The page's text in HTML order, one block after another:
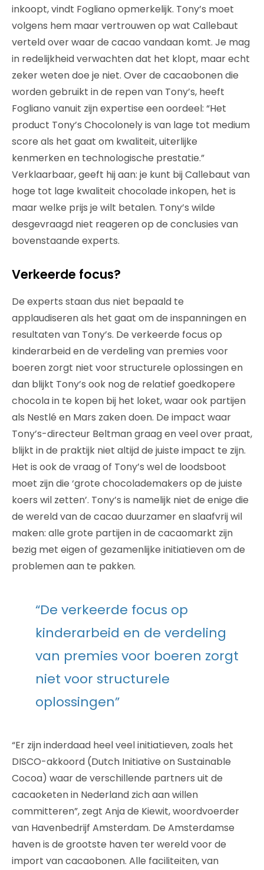
inkoopt, vindt Fogliano opmerkelijk. Tony’s moet
volgens hem maar vertrouwen op wat Callebaut
verteld over waar de cacao vandaan komt. Je mag
in redelijkheid verwachten dat het klopt, maar echt
zeker weten doe je niet. Over de cacaobonen die
worden gebruikt in de repen van Tony’s, heeft
Fogliano vanuit zijn expertise een oordeel: “Het
product Tony’s Chocolonely is van lage tot medium
score als het gaat om kwaliteit, uiterlijke
kenmerken en technologische prestatie.”
Verklaarbaar, geeft hij aan: je kunt bij Callebaut van
hoge tot lage kwaliteit chocolade inkopen, het is
maar welke prijs je wilt betalen. Tony’s wilde
desgevraagd niet reageren op de conclusies van
bovenstaande experts.
Verkeerde focus?
De experts staan dus niet bepaald te
applaudiseren als het gaat om de inspanningen en
resultaten van Tony’s. De verkeerde focus op
kinderarbeid en de verdeling van premies voor
boeren zorgt niet voor structurele oplossingen en
dan blijkt Tony’s ook nog de relatief goedkopere
chocola in te kopen bij het loket, waar ook partijen
als Nestlé en Mars zaken doen. De impact waar
Tony’s-directeur Beltman graag en veel over praat,
blijkt in de praktijk niet altijd de juiste impact te zijn.
Het is ook de vraag of Tony’s wel de loodsboot
moet zijn die ‘grote chocolademakers op de juiste
koers wil zetten’. Tony’s is namelijk niet de enige die
de wereld van de cacao duurzamer en slaafvrij wil
maken: alle grote partijen in de cacaomarkt zijn
bezig met eigen of gezamenlijke initiatieven om de
problemen aan te pakken.
“De verkeerde focus op
kinderarbeid en de verdeling
van premies voor boeren zorgt
niet voor structurele
oplossingen”
“Er zijn inderdaad heel veel initiatieven, zoals het
DISCO-akkoord (Dutch Initiative on Sustainable
Cocoa) waar de verschillende partners uit de
cacaoketen in Nederland zich aan willen
committeren”, zegt Anja de Kiewit, woordvoerder
van Havenbedrijf Amsterdam. De Amsterdamse
haven is de grootste haven ter wereld voor de
import van cacaobonen. Alle faciliteiten, van